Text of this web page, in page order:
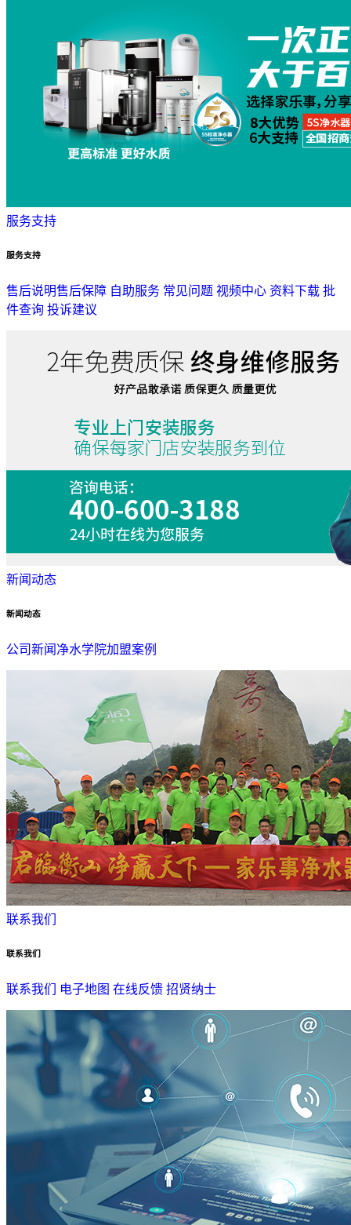
服务支持
服务支持
售后说明售后保障 自助服务 常见问题 视频中心 资料下载 批
件查询 投诉建议
新闻动态
新闻动态
公司新闻 净水学院加盟案例
联系我们
联系我们
联系我们 电子地图 在线反馈 招贤纳士